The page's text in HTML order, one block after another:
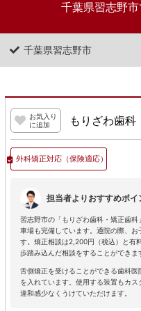
千葉県習志野
千葉県習志野市
お気入り
に追加
もりざわ歯科
外科矯正対応（保険適応）
担当者よりおすすめポイ
習志野市の「もりざわ歯科・矯正歯
車場も完備しています。通院の際、
す。矯正相談は2,200円（税込）と有
歩踏み込んだ相談をすることができま
舌側矯正を受けることができる歯科
を入れています。使用する装置もカ
違和感少なくうけていただけます。